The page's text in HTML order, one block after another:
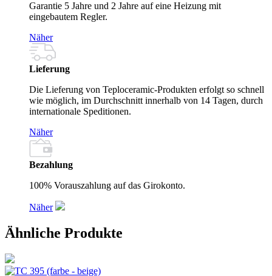
Garantie 5 Jahre und 2 Jahre auf eine Heizung mit
eingebautem Regler.
Näher
Lieferung
Die Lieferung von Teploceramic-Produkten erfolgt so schnell
wie möglich, im Durchschnitt innerhalb von 14 Tagen, durch
internationale Speditionen.
Näher
Bezahlung
100% Vorauszahlung auf das Girokonto.
Näher
Ähnliche Produkte